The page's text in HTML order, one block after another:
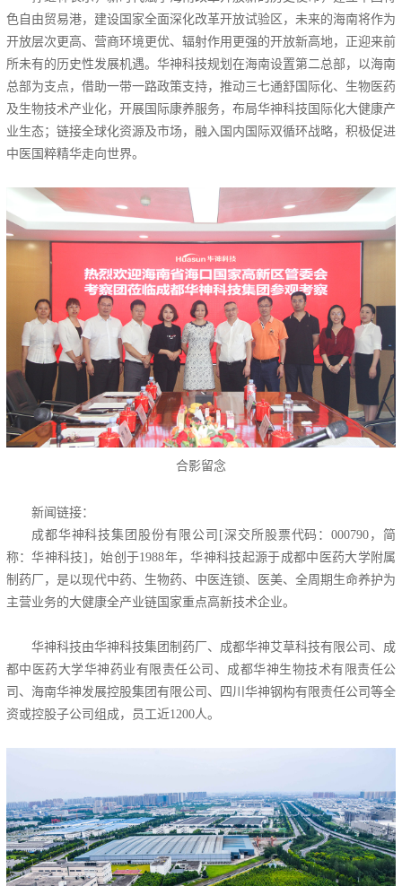
色自由贸易港，建设国家全面深化改革开放试验区，未来的海南将作为
开放层次更高、营商环境更优、辐射作用更强的开放新高地，正迎来前
所未有的历史性发展机遇。华神科技规划在海南设置第二总部，以海南
总部为支点，借助一带一路政策支持，推动三七通舒国际化、生物医药
及生物技术产业化，开展国际康养服务，布局华神科技国际化大健康产
业生态；链接全球化资源及市场，融入国内国际双循环战略，积极促进
中医国粹精华走向世界。
合影留念
新闻链接：
成都华神科技集团股份有限公司[深交所股票代码：000790，简
称：华神科技]，始创于1988年，华神科技起源于成都中医药大学附属
制药厂，是以现代中药、生物药、中医连锁、医美、全周期生命养护为
主营业务的大健康全产业链国家重点高新技术企业。
华神科技由华神科技集团制药厂、成都华神艾草科技有限公司、成
都中医药大学华神药业有限责任公司、成都华神生物技术有限责任公
司、海南华神发展控股集团有限公司、四川华神钢构有限责任公司等全
资或控股子公司组成，员工近1200人。